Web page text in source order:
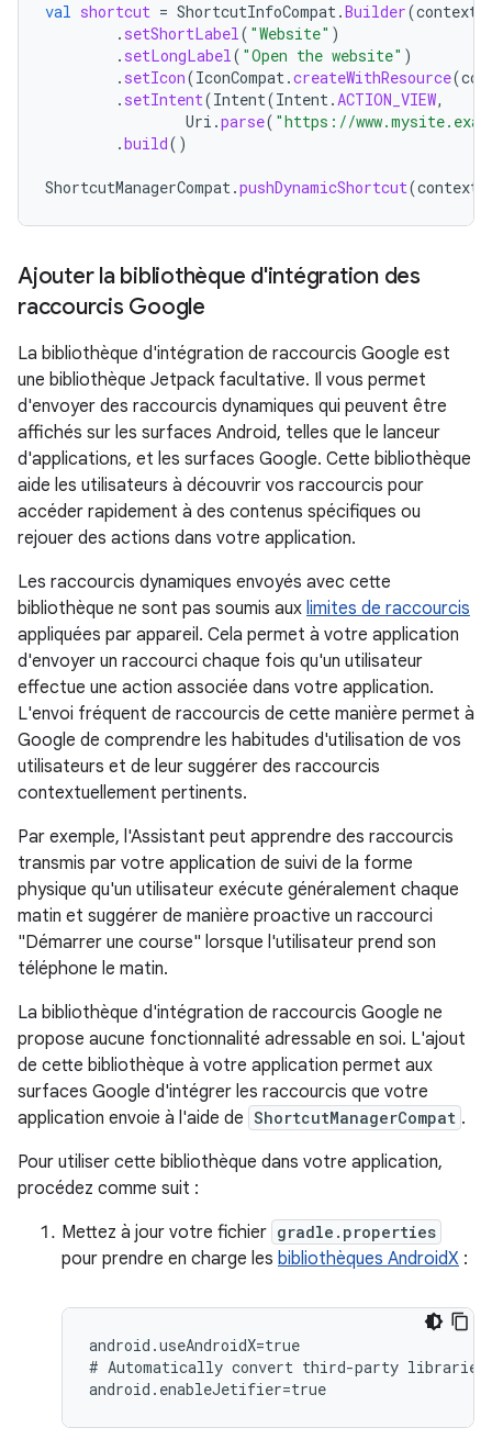
val shortcut = ShortcutInfoCompat.Builder(context
. setShortLabel( "Website" )
. setLongLabel( "Open the website" )
. setIcon(IconCompat.createWithResource(
. setIntent(Intent(Intent.ACTION_VIEW,
Uri .parse( "https://
.build()
ShortcutManagerCompat.pushDynamicShortcut(context
Ajouter la bibliothèque d'intégration des
raccourcis Google
La bibliothèque d'intégration de raccourcis Google est
une bibliothèque Jetpack facultative. Il vous permet
d'envoyer des raccourcis dynamiques qui peuvent être
affichés sur les surfaces Android, telles que le lanceur
d'applications, et les surfaces Google. Cette bibliothèque
aide les utilisateurs à découvrir vos raccourcis pour
accéder rapidement à des contenus spécifiques ou
rejouer des actions dans votre application.
Les raccourcis dynamiques envoyés avec cette
bibliothèque ne sont pas soumis aux limites de raccourcis
appliquées par appareil. Cela permet à votre application
d'envoyer un raccourci chaque fois qu'un utilisateur
effectue une action associée dans votre application.
L'envoi fréquent de raccourcis de cette manière permet à
Google de comprendre les habitudes d'utilisation de vos
utilisateurs et de leur suggérer des raccourcis
contextuellement pertinents.
Par exemple, l'Assistant peut apprendre des raccourcis
transmis par votre application de suivi de la forme
physique qu'un utilisateur exécute généralement chaque
matin et suggérer de manière proactive un raccourci
"Démarrer une course" lorsque l'utilisateur prend son
téléphone le matin.
La bibliothèque d'intégration de raccourcis Google ne
propose aucune fonctionnalité adressable en soi. L'ajout
de cette bibliothèque à votre application permet aux
surfaces Google d'intégrer les raccourcis que votre
application envoie à l'aide de ShortcutManagerCompat .
Pour utiliser cette bibliothèque dans votre application,
procédez comme suit :
Mettez à jour votre fichier gradle.properties
pour prendre en charge les bibliothèques AndroidX :
android.useAndroidX=true
# Automatically convert third-party libraries